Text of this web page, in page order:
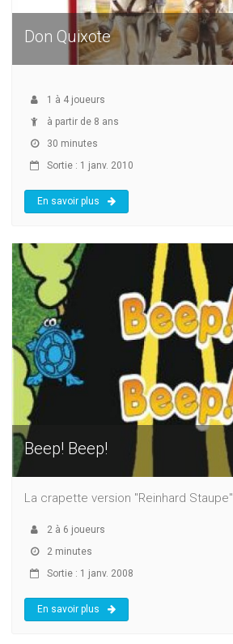
Don Quixote
1 à 4 joueurs
à partir de 8 ans
30 minutes
Sortie : 1 janv. 2010
En savoir plus
Beep! Beep!
La crapette version "Reinhard Staupe"
2 à 6 joueurs
2 minutes
Sortie : 1 janv. 2008
En savoir plus